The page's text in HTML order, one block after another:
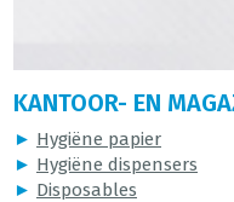
KANTOOR- EN
► Hygiëne papier
► Hygiëne dispensers
► Disposables